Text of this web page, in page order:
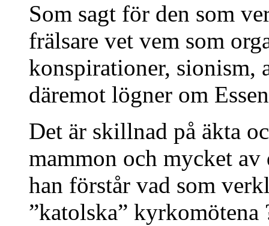
Som sagt för den som
frälsare vet vem som
konspirationer, sionism,
däremot lögner om
Det är skillnad på äkta
mammon och mycket
han förstår vad som
”katolska” kyrkomötena